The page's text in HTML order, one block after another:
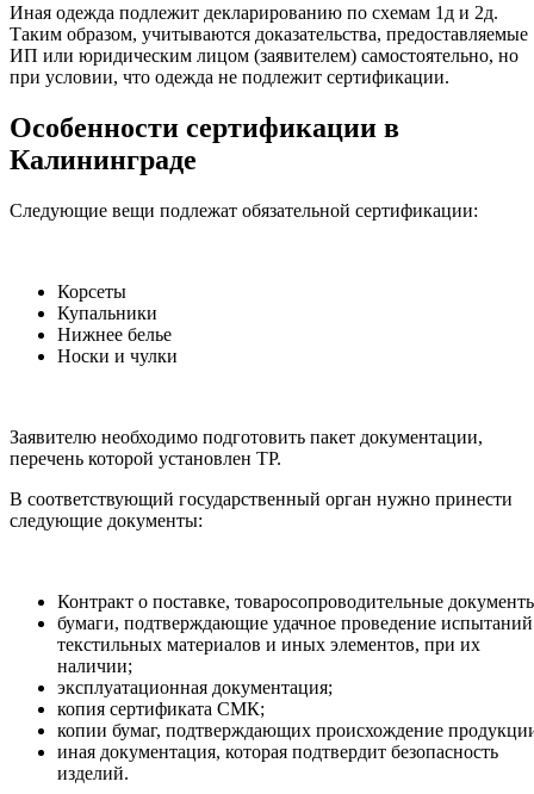
Иная одежда подлежит декларированию по схемам 1д и 2д.
Таким образом, учитываются доказательства, предоставляемые
ИП или юридическим лицом (заявителем) самостоятельно, но
при условии, что одежда не подлежит сертификации.
Особенности сертификации в
Калининграде
Следующие вещи подлежат обязательной сертификации:
Корсеты
Купальники
Нижнее белье
Носки и чулки
Заявителю необходимо подготовить пакет документации,
перечень которой установлен ТР.
В соответствующий государственный орган нужно принести
следующие документы:
Контракт о поставке, товаросопроводительные
бумаги, подтверждающие удачное проведение испытаний
текстильных материалов и иных элементов, при их
наличии;
эксплуатационная документация;
копия сертификата СМК;
копии бумаг, подтверждающих происхождение
иная документация, которая подтвердит безопасность
изделий.